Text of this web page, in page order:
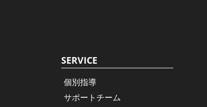
SERVICE
個別指導
サポートチーム